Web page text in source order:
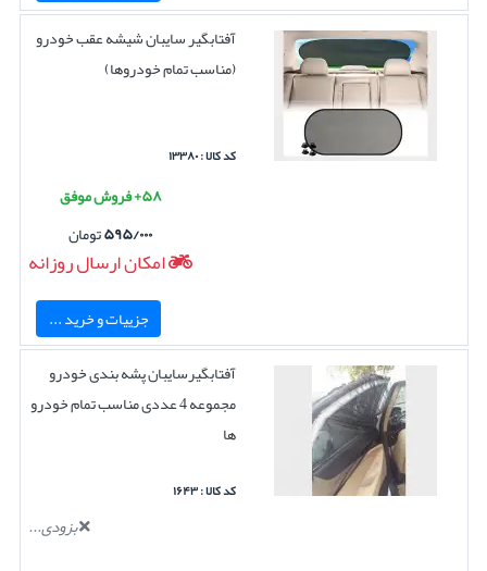
آفتابگیر سایبان شیشه عقب خودرو
(مناسب تمام خودروها)
کد کالا : ۱۳۳۸۰
۵۸+ فروش موفق
۵۹۵/۰۰۰تومان
امکان ارسال روزانه
جزییات و خرید ...
آفتابگیرسایبان پشه بندی خودرو
مجموعه 4 عددی مناسب تمام خودرو
ها
کد کالا : ۱۶۴۳
بزودی...